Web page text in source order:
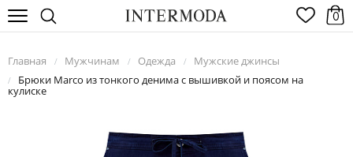
0
Главная / Мужчинам / Одежда / Мужские джинсы
/ Брюки Marco из тонкого денима с вышивкой и поясом на
кулиске